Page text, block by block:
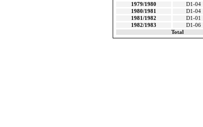
1979/1980
D1-04
1980/1981
D1-04
1981/1982
D1-01
1982/1983
D1-06
Total